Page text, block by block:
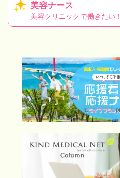
美容ナース
美容クリニックで働きたい！